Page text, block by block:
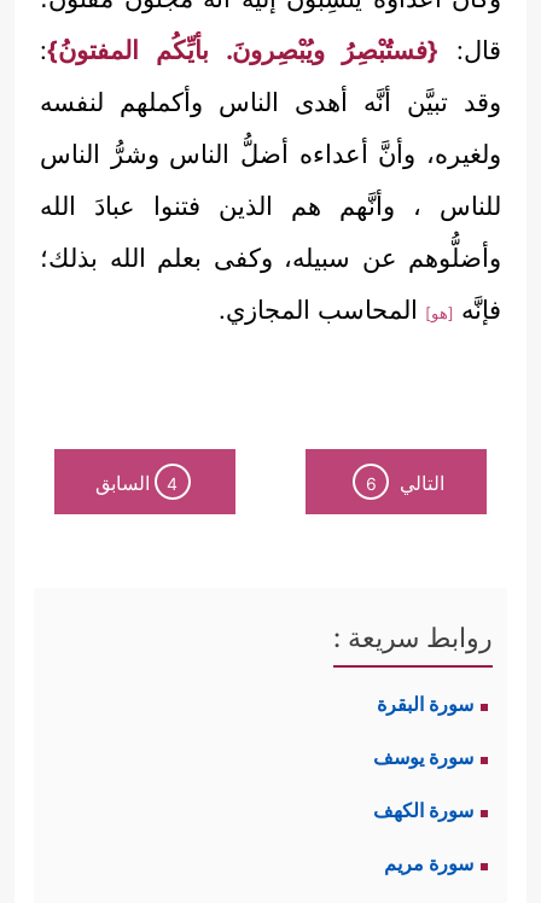
قال: {فستُبْصِرُ ويُبْصِرونَ. بأيِّكُم المفتونُ}:
وقد تبيَّن أنَّه أهدى الناس وأكملهم لنفسه
ولغيره، وأنَّ أعداءه أضلُّ الناس وشرُّ الناس
للناس ، وأنَّهم هم الذين فتنوا عبادَ الله
وأضلُّوهم عن سبيله، وكفى بعلم الله بذلك؛
فإنَّه [هو] المحاسب المجازي.
التالي 6
4 السابق
روابط سريعة :
سورة البقرة
سورة يوسف
سورة الكهف
سورة مريم